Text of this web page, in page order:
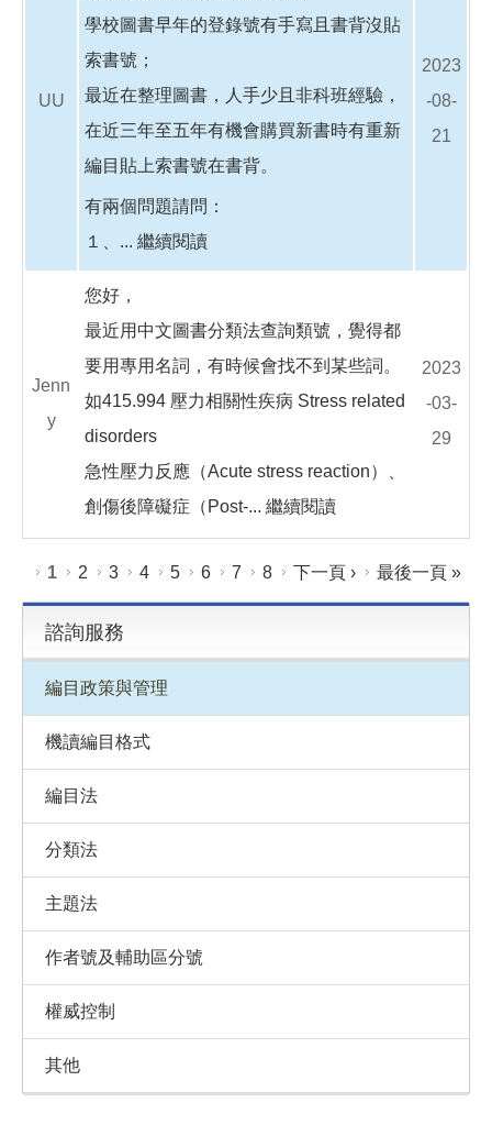
UU
學校圖書早年的登錄號有手寫且書背沒貼
索書號；
最近在整理圖書，人手少且非科班經驗，
在近三年至五年有機會購買新書時有重新
編目貼上索書號在書背。
有兩個問題請問：
１、... 繼續閱讀
2023
-08-
21
Jenn
y
您好，
最近用中文圖書分類法查詢類號，覺得都
要用專用名詞，有時候會找不到某些詞。
如415.994 壓力相關性疾病 Stress related
disorders
急性壓力反應（Acute stress reaction）、
創傷後障礙症（Post-... 繼續閱讀
2023
-03-
29
頁面
1 2 3 4 5 6 7 8 下一頁 › 最後一頁 »
諮詢服務
編目政策與管理
機讀編目格式
編目法
分類法
主題法
作者號及輔助區分號
權威控制
其他